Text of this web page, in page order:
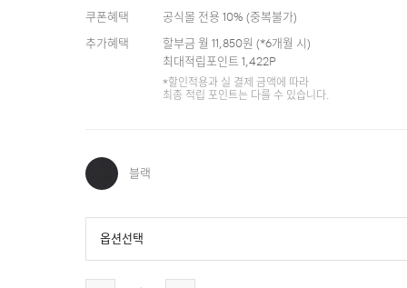
쿠폰혜택
공식몰 전용 10% (중복불가)
추가혜택
할부금 월 11,850원 (*6개월 시)
최대적립포인트 1,422P
*할인적용과 실 결제 금액에 따라
최종 적립 포인트는 다를 수 있습니다.
블랙
옵션선택